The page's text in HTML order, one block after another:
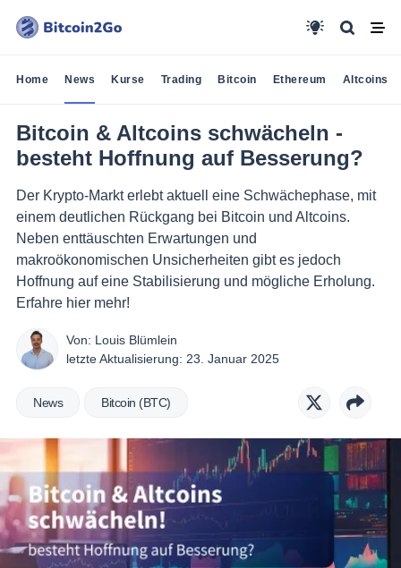
Home News Kurse Trading Bitcoin Ethereum Altcoins
Bitcoin & Altcoins schwächeln -
besteht Hoffnung auf Besserung?
Der Krypto-Markt erlebt aktuell eine Schwächephase, mit
einem deutlichen Rückgang bei Bitcoin und Altcoins.
Neben enttäuschten Erwartungen und
makroökonomischen Unsicherheiten gibt es jedoch
Hoffnung auf eine Stabilisierung und mögliche Erholung.
Erfahre hier mehr!
Von: Louis Blümlein
letzte Aktualisierung: 23. Januar 2025
News Bitcoin (BTC)